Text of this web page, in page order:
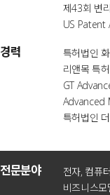
제43회 변
US Patent
경력
특허법인
리앤목 특
GT
Advanced
특허법인
전문분야
전자, 컴퓨
비즈니스